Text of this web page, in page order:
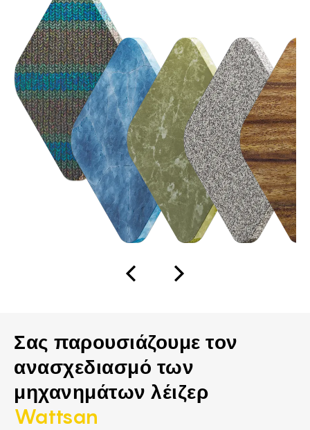
Σας παρουσιάζουμε τον
ανασχεδιασμό των
μηχανημάτων λέιζερ
Wattsan